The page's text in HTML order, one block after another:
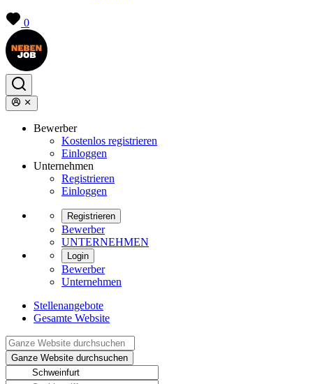
0
Bewerber
Kostenlos registrieren
Einloggen
Unternehmen
Registrieren
Einloggen
Registrieren
Bewerber
UNTERNEHMEN
Login
Bewerber
Unternehmen
Stellenangebote
Gesamte Website